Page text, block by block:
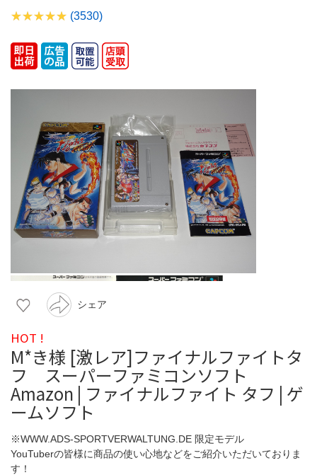
(3530)
シェア
HOT !
M*き様 [激レア]ファイナルファイトタ
フ スーパーファミコンソフト
Amazon | ファイナルファイト タフ | ゲ
ームソフト
※WWW.ADS-SPORTVERWALTUNG.DE 限定モデル
YouTuberの皆様に商品の使い心地などをご紹介いただいておりま
す！